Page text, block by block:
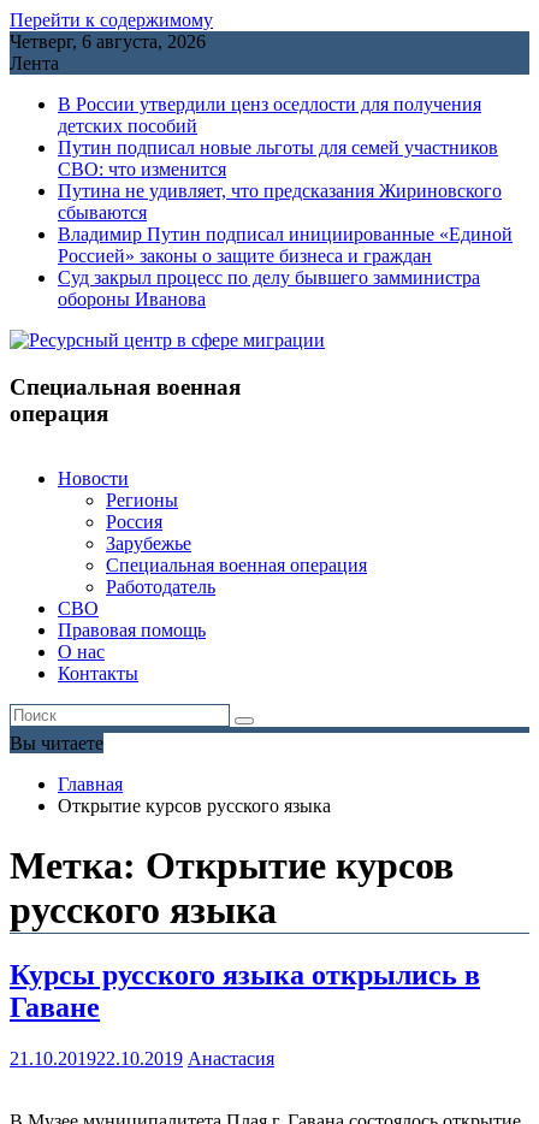
Перейти к содержимому
Четверг, 6 августа, 2026
Лента
В России утвердили ценз оседлости для получения
детских пособий
Путин подписал новые льготы для семей участников
СВО: что изменится
Путина не удивляет, что предсказания Жириновского
сбываются
Владимир Путин подписал инициированные «Единой
Россией» законы о защите бизнеса и граждан
Cуд закрыл процесс по делу бывшего замминистра
обороны Иванова
Специальная военная
операция
Новости
Регионы
Россия
Зарубежье
Специальная военная операция
Работодатель
СВО
Правовая помощь
О нас
Контакты
Вы читаете
Главная
Открытие курсов русского языка
Метка: Открытие курсов
русского языка
Курсы русского языка открылись в
Гаване
21.10.201922.10.2019 Анастасия